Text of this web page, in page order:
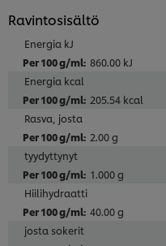
Ravintosisältö
Energia kJ
860.00 kJ
Energia kcal
205.54 kcal
Rasva, josta
2.00 g
tyydyttynyt
1.000 g
Hiilihydraatti
40.00 g
josta sokerit